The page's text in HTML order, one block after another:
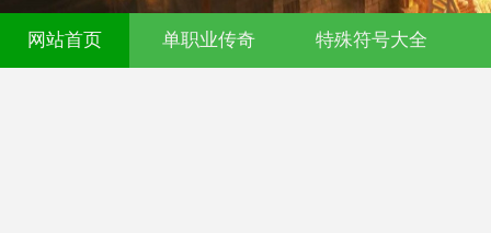
网站首页 单职业传奇 特殊符号大全